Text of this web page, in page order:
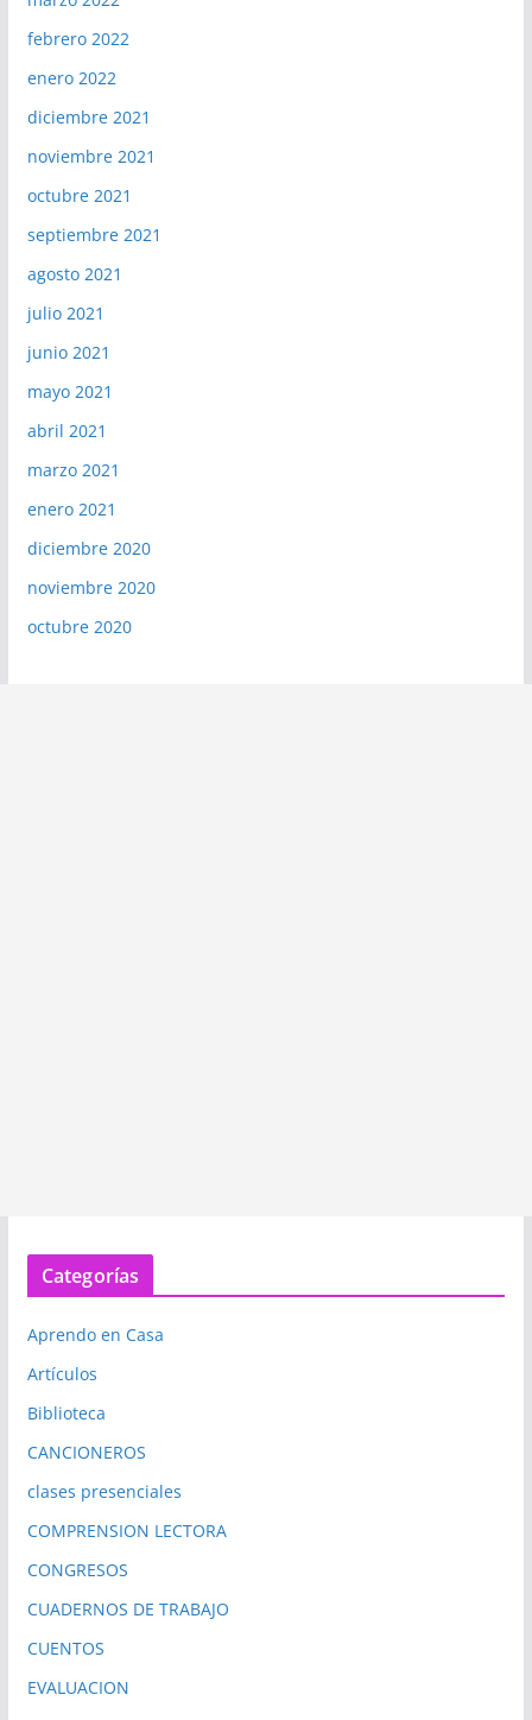
febrero 2022
enero 2022
diciembre 2021
noviembre 2021
octubre 2021
septiembre 2021
agosto 2021
julio 2021
junio 2021
mayo 2021
abril 2021
marzo 2021
enero 2021
diciembre 2020
noviembre 2020
octubre 2020
Categorías
Aprendo en Casa
Artículos
Biblioteca
CANCIONEROS
clases presenciales
COMPRENSION LECTORA
CONGRESOS
CUADERNOS DE TRABAJO
CUENTOS
EVALUACION